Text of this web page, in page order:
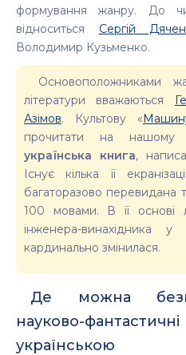
формування жанру. До
відноситься Сергій
Володимир Кузьменко.
Основоположниками
літератури вважаються
Азімов. Культову «
прочитати на
українська книга,
Існує кілька її
багаторазово перевидана
100 мовами. В її основі
інженера-винахідника
кардинально змінилася.
Де можна
науково-
українською